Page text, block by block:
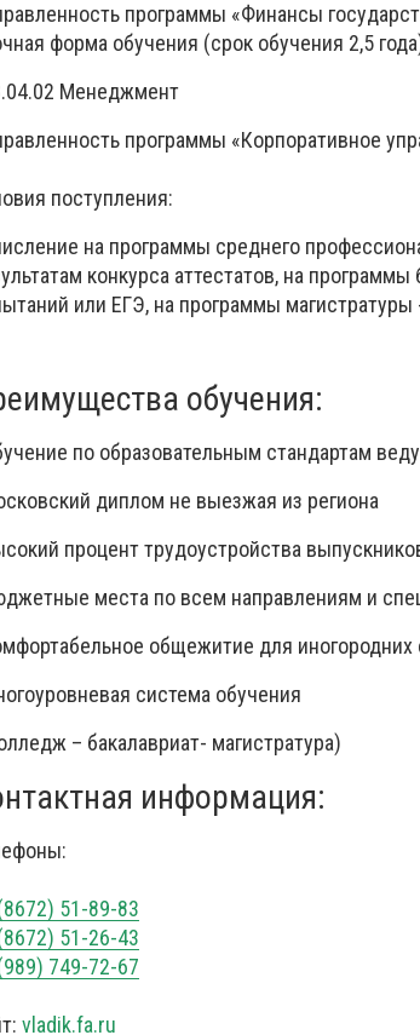
программы «Финансы
форма обучения (срок обучения 2,5
Менеджмент
программы «Корпоративное
поступления:
на программы среднего
конкурса аттестатов, на
или ЕГЭ, на программы
обучения:
по образовательным стандартам
диплом не выезжая из региона
процент трудоустройства
места по всем направлениям и
общежитие для
система обучения
– бакалавриат- магистратура)
информация:
51-89-83
51-26-43
749-72-67
vladik.fa.ru